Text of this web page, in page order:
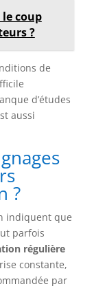
coup
?
de
d’études
aussi
?
indiquent que
parfois
régulière
constante,
par